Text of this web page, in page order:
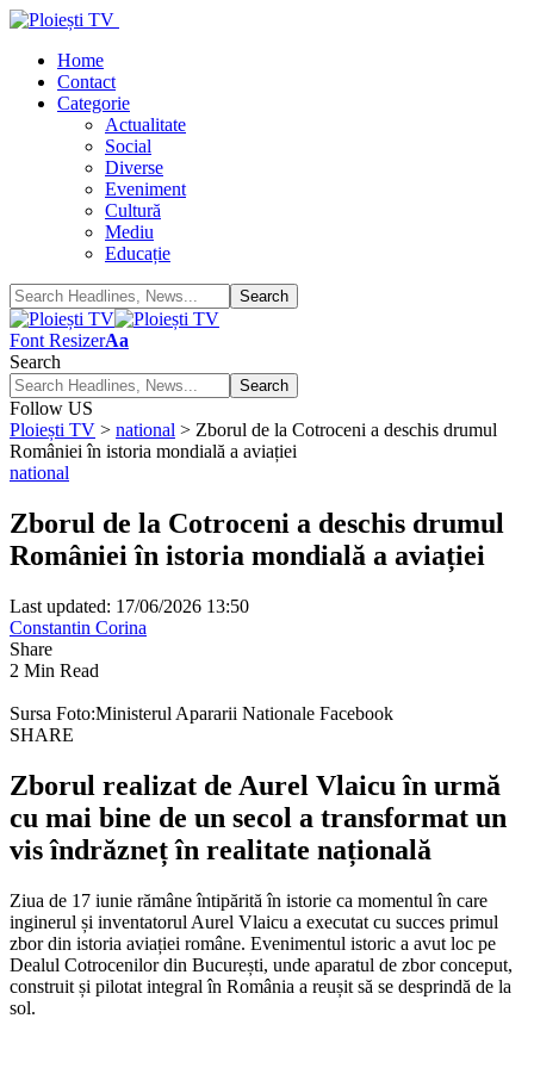
Home
Contact
Categorie
Actualitate
Social
Diverse
Eveniment
Cultură
Mediu
Educație
Font ResizerAa
Search
Follow US
Ploiești TV > national > Zborul de la Cotroceni a deschis drumul
României în istoria mondială a aviației
national
Zborul de la Cotroceni a deschis drumul
României în istoria mondială a aviației
Last updated: 17/06/2026 13:50
Constantin Corina
Share
2 Min Read
Sursa Foto:Ministerul Apararii Nationale Facebook
SHARE
Zborul realizat de Aurel Vlaicu în urmă
cu mai bine de un secol a transformat un
vis îndrăzneț în realitate națională
Ziua de 17 iunie rămâne întipărită în istorie ca momentul în care
inginerul și inventatorul Aurel Vlaicu a executat cu succes primul
zbor din istoria aviației române. Evenimentul istoric a avut loc pe
Dealul Cotrocenilor din București, unde aparatul de zbor conceput,
construit și pilotat integral în România a reușit să se desprindă de la
sol.